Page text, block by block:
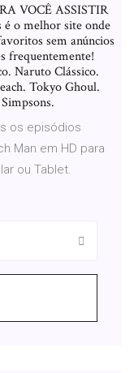
VOCÊ ASSISTIR
o melhor site onde
sem anúncios
frequentemente!
Naruto Clássico.
Tokyo Ghoul.
os episódios
Man em HD para
ou Tablet.